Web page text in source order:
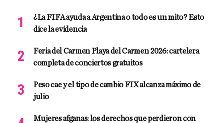
¿La FIFA ayuda a Argentina o todo es un mito? Esto
dice la evidencia
Feria del Carmen Playa del Carmen 2026: cartelera
completa de conciertos gratuitos
Peso cae y el tipo de cambio FIX alcanza máximo de
julio
Mujeres afganas: los derechos que perdieron con